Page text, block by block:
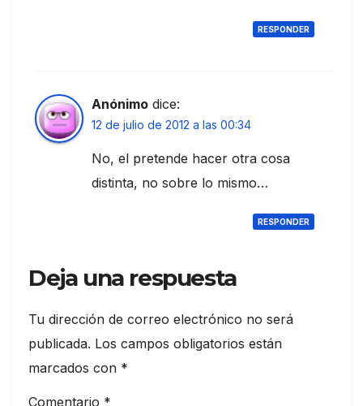
RESPONDER
Anónimo dice:
12 de julio de 2012 a las 00:34
No, el pretende hacer otra cosa
distinta, no sobre lo mismo…
RESPONDER
Deja una respuesta
Tu dirección de correo electrónico no será
publicada. Los campos obligatorios están
marcados con *
Comentario *